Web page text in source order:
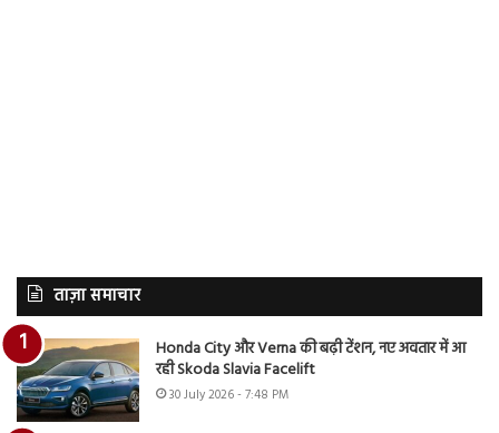
ताज़ा समाचार
Honda City और Verna की बढ़ी टेंशन, नए अवतार में आ
रही Skoda Slavia Facelift
30 July 2026 - 7:48 PM